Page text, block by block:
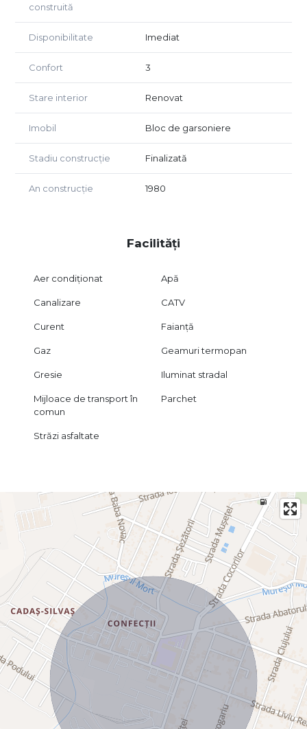
construită
Disponibilitate Imediat
Confort 3
Stare interior Renovat
Imobil Bloc de garsoniere
Stadiu construcție Finalizată
An construcție 1980
Facilități
Aer condiționat Apă
Canalizare CATV
Curent Faianță
Gaz Geamuri termopan
Gresie Iluminat stradal
Mijloace de transport în
comun
Parchet
Străzi asfaltate